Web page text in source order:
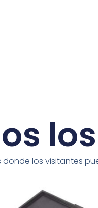
donde los visitantes